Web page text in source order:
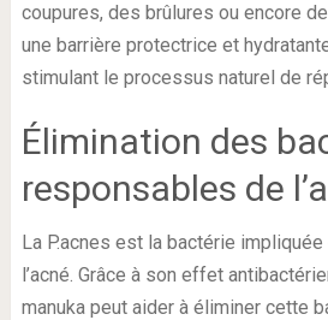
coupures, des brûlures ou encore
une barrière protectrice et
stimulant le processus naturel de
Élimination des
responsables de
La P.acnes est la bactérie
l’acné. Grâce à son effet
manuka peut aider à éliminer cette